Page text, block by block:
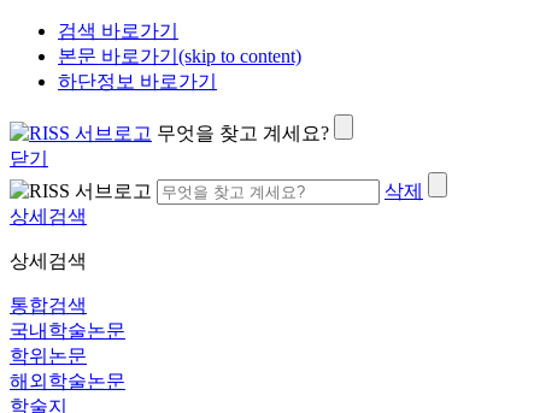
검색 바로가기
본문 바로가기(skip to content)
하단정보 바로가기
무엇을 찾고 계세요?
닫기
삭제
상세검색
상세검색
통합검색
국내학술논문
학위논문
해외학술논문
학술지